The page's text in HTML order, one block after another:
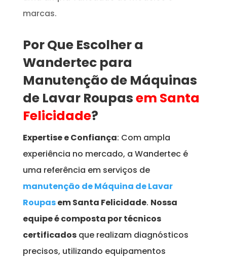
marcas.
Por Que Escolher a
Wandertec para
Manutenção de Máquinas
de Lavar Roupasem Santa
Felicidade?
Expertise e Confiança: Com ampla
experiência no mercado, a Wandertec é
uma referência em serviços de
manutenção de Máquina de Lavar
Roupasem Santa Felicidade. Nossa
equipe é composta por técnicos
certificadosque realizam diagnósticos
precisos, utilizando equipamentos